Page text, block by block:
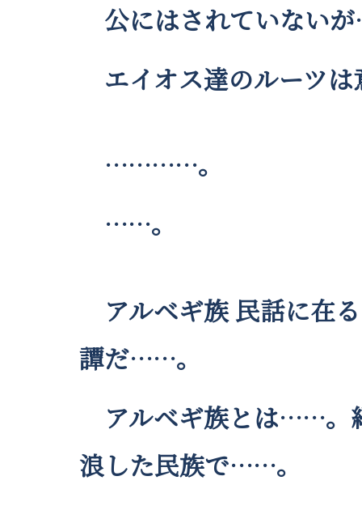
公にはされていない
エイオス達のルーツ
…………。
……。
アルベギ族 民話に在
譚だ……。
アルベギ族とは……。
浪した民族で……。